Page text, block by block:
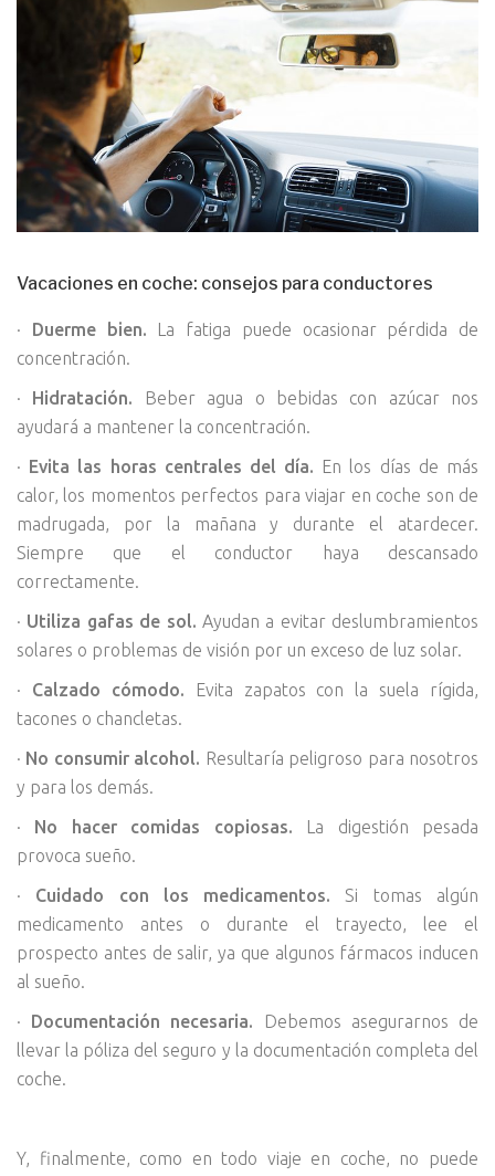
Vacaciones en coche: consejos para conductores
· Duerme bien. La fatiga puede ocasionar pérdida de
concentración.
· Hidratación. Beber agua o bebidas con azúcar nos
ayudará a mantener la concentración.
· Evita las horas centrales del día. En los días de más
calor, los momentos perfectos para viajar en coche son de
madrugada, por la mañana y durante el atardecer.
Siempre que el conductor haya descansado
correctamente.
· Utiliza gafas de sol. Ayudan a evitar deslumbramientos
solares o problemas de visión por un exceso de luz solar.
· Calzado cómodo. Evita zapatos con la suela rígida,
tacones o chancletas.
· No consumir alcohol. Resultaría peligroso para nosotros
y para los demás.
· No hacer comidas copiosas. La digestión pesada
provoca sueño.
· Cuidado con los medicamentos. Si tomas algún
medicamento antes o durante el trayecto, lee el
prospecto antes de salir, ya que algunos fármacos inducen
al sueño.
· Documentación necesaria. Debemos asegurarnos de
llevar la póliza del seguro y la documentación completa del
coche.
Y, finalmente, como en todo viaje en coche, no puede